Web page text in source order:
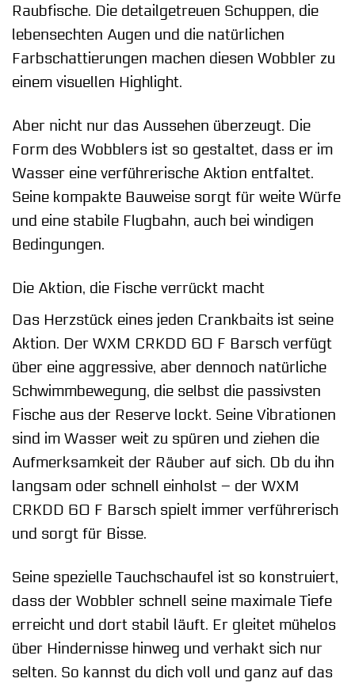
Raubfische. Die detailgetreuen Schuppen, die
lebensechten Augen und die natürlichen
Farbschattierungen machen diesen Wobbler zu
einem visuellen Highlight.
Aber nicht nur das Aussehen überzeugt. Die
Form des Wobblers ist so gestaltet, dass er im
Wasser eine verführerische Aktion entfaltet.
Seine kompakte Bauweise sorgt für weite Würfe
und eine stabile Flugbahn, auch bei windigen
Bedingungen.
Die Aktion, die Fische verrückt macht
Das Herzstück eines jeden Crankbaits ist seine
Aktion. Der WXM CRKDD 60 F Barsch verfügt
über eine aggressive, aber dennoch natürliche
Schwimmbewegung, die selbst die passivsten
Fische aus der Reserve lockt. Seine Vibrationen
sind im Wasser weit zu spüren und ziehen die
Aufmerksamkeit der Räuber auf sich. Ob du ihn
langsam oder schnell einholst – der WXM
CRKDD 60 F Barsch spielt immer verführerisch
und sorgt für Bisse.
Seine spezielle Tauchschaufel ist so konstruiert,
dass der Wobbler schnell seine maximale Tiefe
erreicht und dort stabil läuft. Er gleitet mühelos
über Hindernisse hinweg und verhakt sich nur
selten. So kannst du dich voll und ganz auf das